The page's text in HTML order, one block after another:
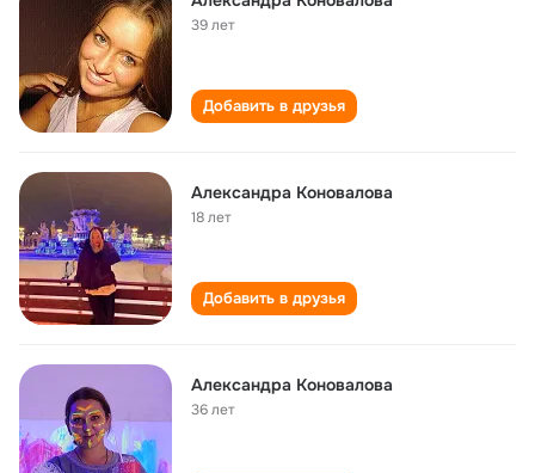
39 лет
Добавить в друзья
Александра Коновалова
18 лет
Добавить в друзья
Александра Коновалова
36 лет